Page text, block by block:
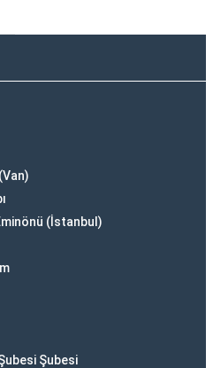
(İstanbul)
Şubesi